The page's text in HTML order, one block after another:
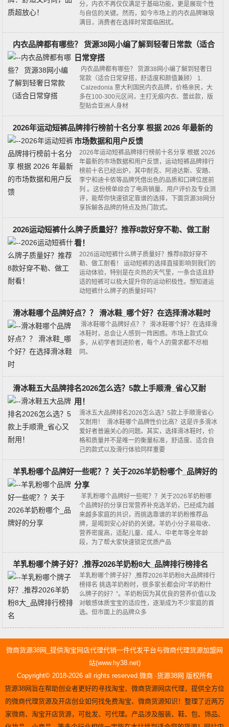
分，内衣不再仅仅满足于基础功能，更是展现个性
与自信的关键。然而，如今市场上的内衣品牌琳琅
满目，消费者在选择时常面临困扰。
内衣品牌都有哪些？ 货源38网小编了解到轻奢日常款（适合
日常穿搭
内衣品牌都有哪些？ 货源38网小编了解到轻奢日
常款（适合日常穿搭，舒适度和颜值兼顾） 1.
Calzedonia 意大利国民内衣品牌，价格亲民，大
多在100-300元区间，主打无痕内衣、蕾丝款，版
型贴合亚洲人身材
2026年运动短裤品牌排行榜前十名分享 根据 2026 年最新的
市场数据和用户反馈
2026年运动短裤品牌排行榜前十名分享 根据 2026
年最新的市场数据和用户反馈，运动短裤品牌排行
榜前十名已经出炉，其中‌耐克、阿迪达斯、安踏、
李宁和迪卡侬‌等品牌凭借出色的品质和口碑位居前
列 。这份榜单综合了电商销量、用户评价及专业测
评，能帮你快速锁定靠谱的选择，下面货源38网分
享拆解各品牌的特点及热门款式。
2026运动短裤什么牌子质量好？推荐8款好穿不勒、做工耐
看！
2026运动短裤什么牌子质量好？推荐8款好穿不
勒、做工耐看！ 运动短裤的选择直接影响到我们的
运动体验，特别是在炎热的天气里，一条合适且舒
适的短裤可以极大提升你的运动积极性。想知道运
动短裤什么牌子的质量好吗？
滑冰鞋哪个品牌好点？？ 滑冰鞋_哪个好？在选择滑冰鞋时
滑冰鞋哪个品牌好点？？ 滑冰鞋哪个好？在选择滑
冰鞋时，总会让人感到一阵困惑。市场上款式众
多，从初学者到进阶者，每个人的需求都不尽相
同。
滑冰鞋五大品牌排名2026怎么选？5款上手顺滑_省心又耐
用！
滑冰五大品牌排名2026怎么选？5款上手顺滑省心
又耐用！ 滑冰鞋哪个品牌性价比高？这是许多滑冰
爱好者普遍关心的问题。其实，选择滑冰鞋时，价
格和质量并不是唯一的衡量标准，舒适度、适合自
己的款式以及滑行体验同样重要
羊乳粉哪个品牌好一些呢？？关于2026羊奶粉哪个_品牌好的
分享
羊乳粉哪个品牌好一些呢？？关于2026羊奶粉哪
个品牌好的分享日常营养补充选羊奶，已经成为越
来越多家庭的共识，而挑选靠谱的羊奶粉推荐品
牌，是喝到安心好奶的关键。羊奶小分子易吸收、
营养密度高，适配儿童、成人、中老年等全年龄
段，为了帮大家快速锁定优质产品
羊乳粉哪个牌子好？,推荐2026羊奶粉8大_品牌排行榜排名
羊乳粉哪个牌子好？,推荐2026羊奶粉8大品牌排行
榜排名 挑选羊奶粉时，很多家长都会问“羊奶粉什
么牌子的好？”。羊奶粉因为其优良的营养价值以及
对敏感体质宝宝的适应性，逐渐成为不少家庭的首
选。但市面上的品牌众多
微商货源38网_提供淘宝网店代理代销一件代发平台与微商代理货源加盟网
站(www.hy38.net)
Copyright© 2018-2026 all rights reserved.微商 ·货源38网 版权所有
货源38网旨在帮助创业者更好的寻找淘宝、微商货源网店代理，提供全方位
的微商代理货源及开店创业如何找免费淘宝、微商货源知识！整理了近两万
家微商、淘宝开店货源，可批发、可代理。产品涉及服装、鞋、包、饰品、